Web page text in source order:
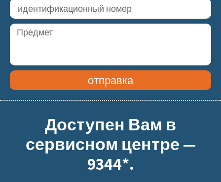
отправка
Доступен Вам в
сервисном центре —
9344*.